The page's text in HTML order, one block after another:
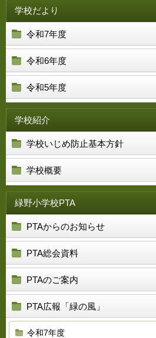
学校だより
令和7年度
令和6年度
令和5年度
学校紹介
学校いじめ防止基本方針
学校概要
緑野小学校PTA
PTAからのお知らせ
PTA総会資料
PTAのご案内
PTA広報「緑の風」
令和7年度